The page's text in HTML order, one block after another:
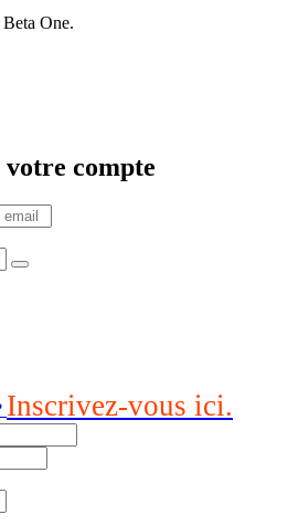
One.
votre compte
Inscrivez-vous ici.